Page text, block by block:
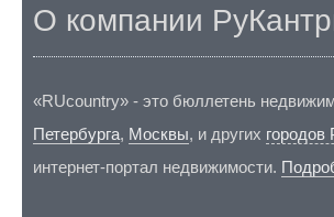
О компании
«RUcountry» - это бюллетень
Петербурга, Москвы, и других городов
интернет-портал недвижимости.